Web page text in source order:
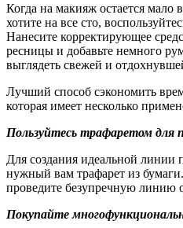
Когда на макияж остается мало
хотите на все сто,
Нанесите корректирующее
ресницы и добавьте немного
выглядеть свежей и
Лучший способ сэкономить
которая имеет несколько
Пользуйтесь трафаретом для
Для создания идеальной линии
нужный вам трафарет из
проведите безупречную линию
Покупайте